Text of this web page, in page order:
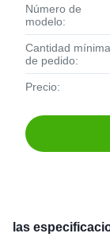
Número de
modelo:
Cantidad mínima
de pedido:
Precio:
las